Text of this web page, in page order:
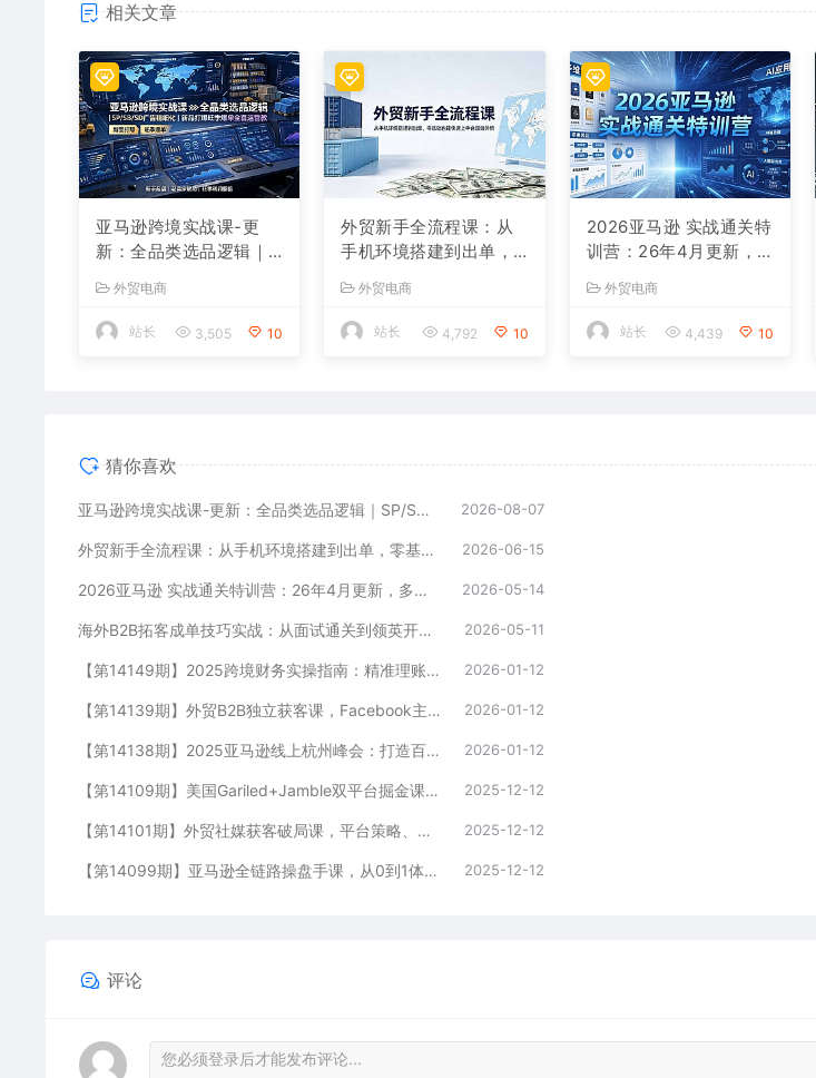
相关文章
亚马逊跨境实战课-更
新：全品类选品逻辑｜S
新品打爆旺季爆单全套
运营教程
外贸电商
站长 3,505 10
外贸新手全流程课：从
手机环境搭建到出单，
规做外贸
外贸电商
站长 4,792 10
2026亚马逊 实战通关特
训营：26年4月更新，
AI应用，从0到1打造盈
利店铺
外贸电商
站长 4,439 10
猜你喜欢
亚马逊跨境实战课-更新：全品类选品逻辑｜SP/SB/SD广告精细化｜新品打爆旺季爆单全套运营教程 2026-08-07
外贸新手全流程课：从手机环境搭建到出单，零基础也能快速上手合规做外贸 2026-06-15
2026亚马逊 实战通关特训营：26年4月更新，多维选品+渐进式打法+AI应用，从0到1打造盈利店铺 2026-05-14
海外B2B拓客成单技巧实战：从面试通关到领英开发客户，代理商招募签约与渠道管理SOP 2026-05-11
【第14149期】2025跨境财务实操指南：精准理账、高效算钱，一套清晰的跨境电商财务管理解决方案 2026-01-12
【第14139期】外贸B2B独立获客课，Facebook主页搭建、消息互动广告、精准定位，打造高询盘系统 2026-01-12
【第14138期】2025亚马逊线上杭州峰会：打造百万美元品牌营销攻略，从小店到大牌的蜕变（文档+视频） 2026-01-12
【第14109期】美国Gariled+Jamble双平台掘金课，注册上架、收款提现、全流程实操，快速入局 2025-12-12
【第14101期】外贸社媒获客破局课，平台策略、内容引擎、询盘转化，构建体系化引流系统（10月-11月） 2025-12-12
【第14099期】亚马逊全链路操盘手课，从0到1体系、11大模块、实战复盘，独立运营多店铺 2025-12-12
评论